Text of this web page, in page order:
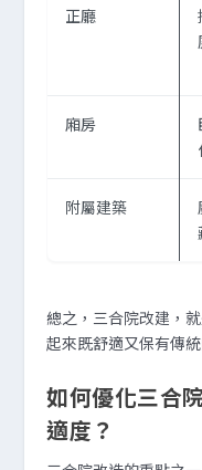
正廳
廂房
附屬建築
總之，三合院改建，
起來既舒適又保有傳統
如何優化三合
適度？